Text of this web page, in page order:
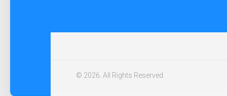
© 2026. All Rights Reserved.